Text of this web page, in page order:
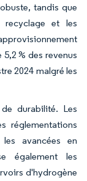
tandis que
recyclage et les
% des revenus
2024 malgré les
durabilité. Les
réglementations
avancées en
également les
d'hydrogène